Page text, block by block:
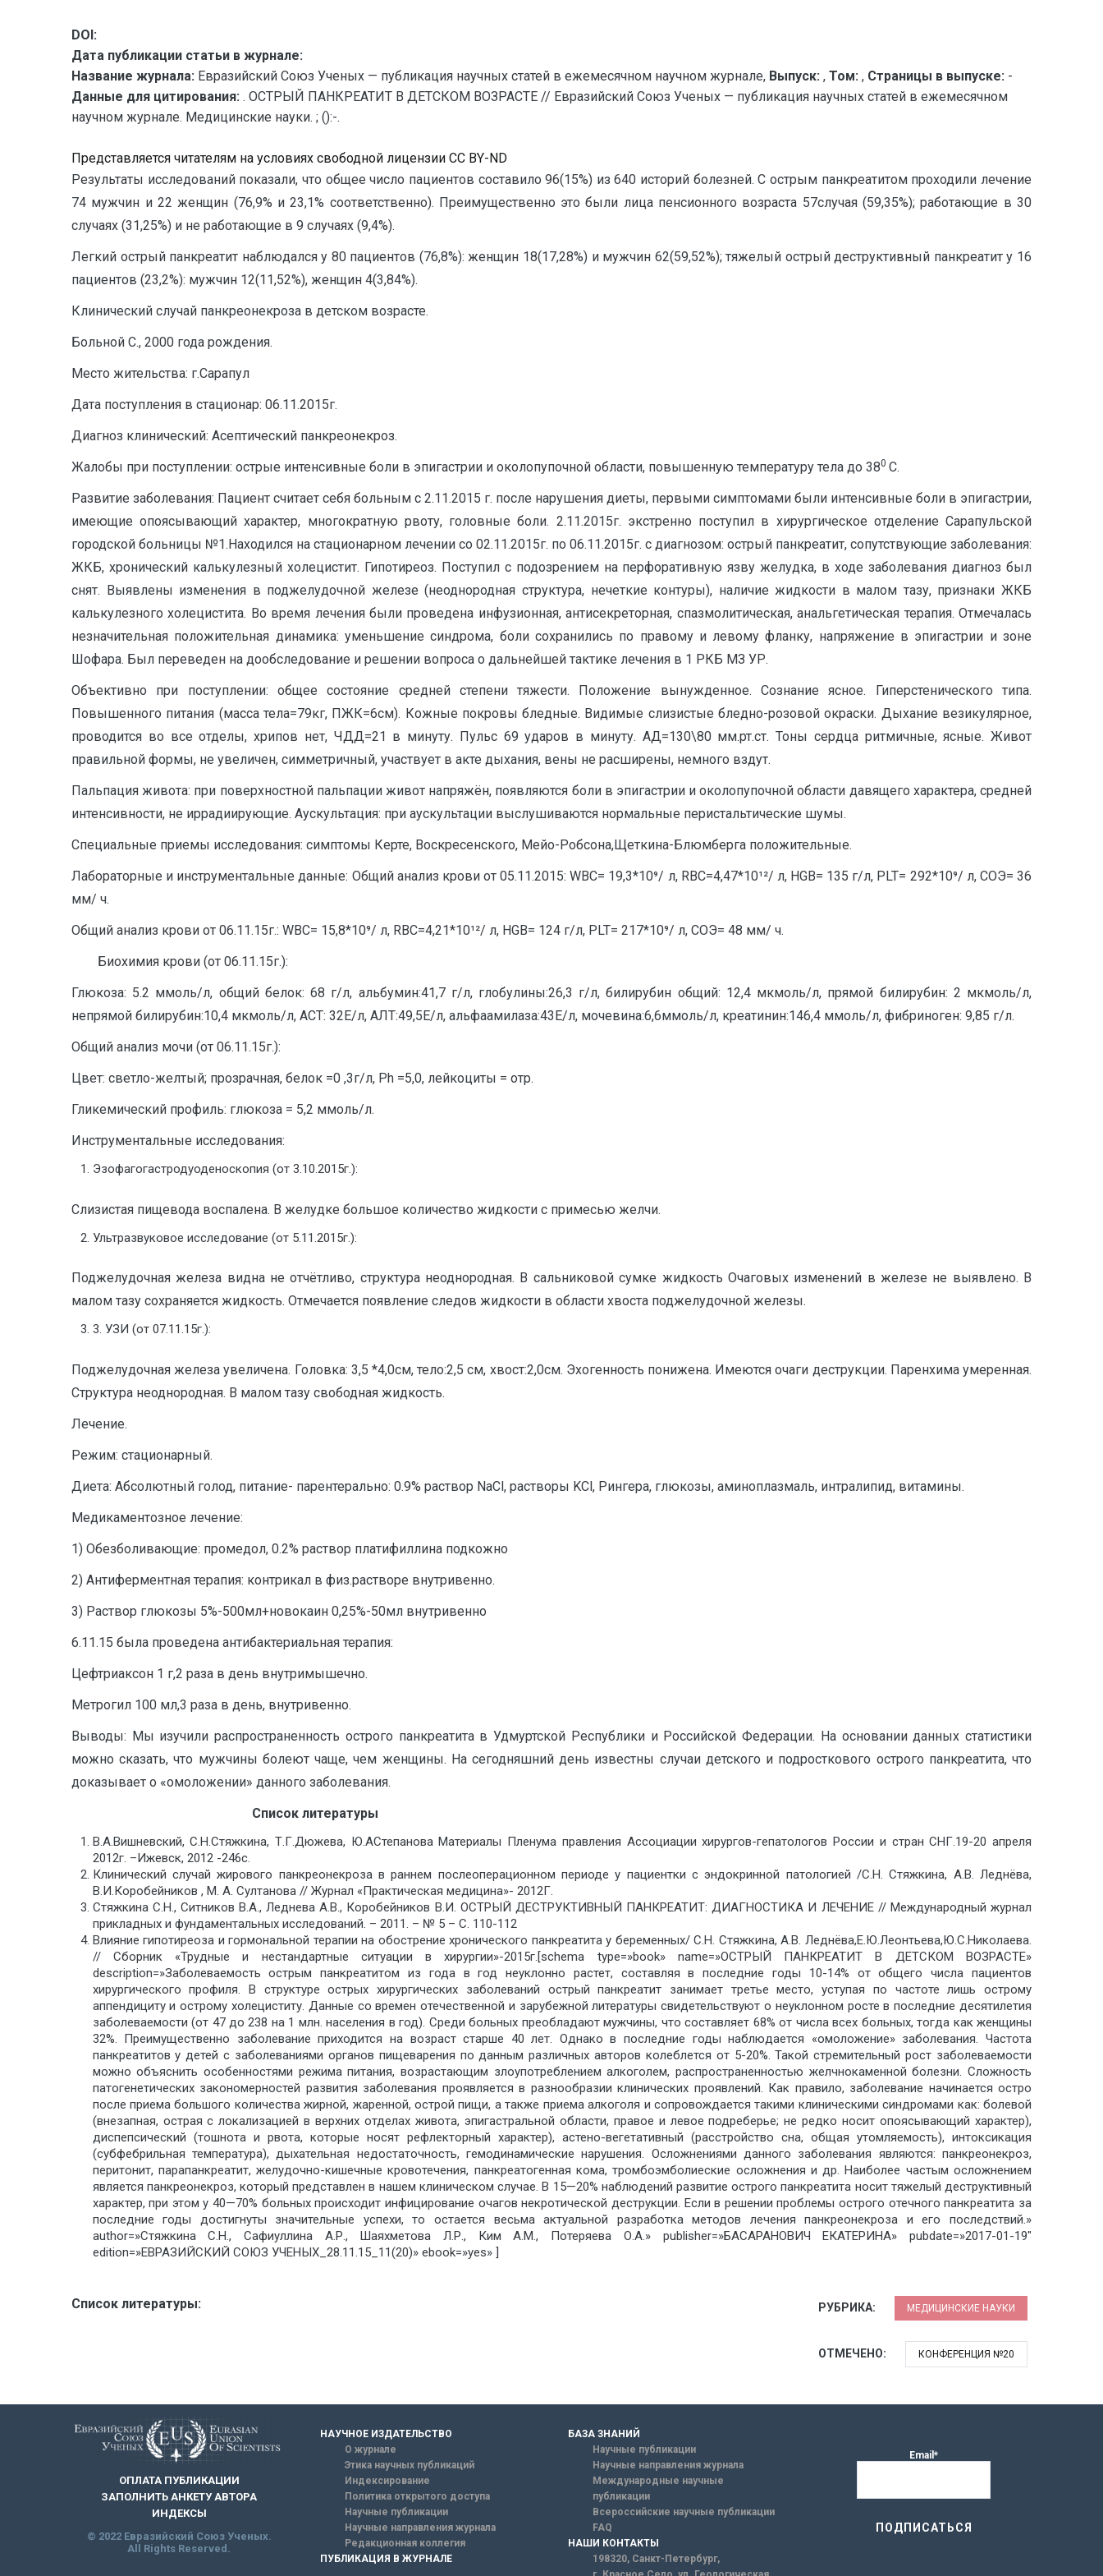
DOI:
Дата публикации статьи в журнале:
Название журнала: Евразийский Союз Ученых — публикация научных статей в ежемесячном научном журнале, Выпуск: , Том: , Страницы в выпуске: -
Данные для цитирования: . ОСТРЫЙ ПАНКРЕАТИТ В ДЕТСКОМ ВОЗРАСТЕ // Евразийский Союз Ученых — публикация научных статей в ежемесячном
научном журнале. Медицинские науки. ; ():-.
Представляется читателям на условиях свободной лицензии CC BY-ND
Результаты исследований показали, что общее число пациентов составило 96(15%) из 640 историй болезней. С острым панкреатитом проходили лечение
74 мужчин и 22 женщин (76,9% и 23,1% соответственно). Преимущественно это были лица пенсионного возраста 57случая (59,35%); работающие в 30
случаях (31,25%) и не работающие в 9 случаях (9,4%).
Легкий острый панкреатит наблюдался у 80 пациентов (76,8%): женщин 18(17,28%) и мужчин 62(59,52%); тяжелый острый деструктивный панкреатит у 16
пациентов (23,2%): мужчин 12(11,52%), женщин 4(3,84%).
Клинический случай панкреонекроза в детском возрасте.
Больной С., 2000 года рождения.
Место жительства: г.Сарапул
Дата поступления в стационар: 06.11.2015г.
Диагноз клинический: Асептический панкреонекроз.
Жалобы при поступлении: острые интенсивные боли в эпигастрии и околопупочной области, повышенную температуру тела до 380 С.
Развитие заболевания: Пациент считает себя больным с 2.11.2015 г. после нарушения диеты, первыми симптомами были интенсивные боли в эпигастрии,
имеющие опоясывающий характер, многократную рвоту, головные боли. 2.11.2015г. экстренно поступил в хирургическое отделение Сарапульской
городской больницы №1.Находился на стационарном лечении со 02.11.2015г. по 06.11.2015г. с диагнозом: острый панкреатит, сопутствующие заболевания:
ЖКБ, хронический калькулезный холецистит. Гипотиреоз. Поступил с подозрением на перфоративную язву желудка, в ходе заболевания диагноз был
снят. Выявлены изменения в поджелудочной железе (неоднородная структура, нечеткие контуры), наличие жидкости в малом тазу, признаки ЖКБ
калькулезного холецистита. Во время лечения были проведена инфузионная, антисекреторная, спазмолитическая, анальгетическая терапия. Отмечалась
незначительная положительная динамика: уменьшение синдрома, боли сохранились по правому и левому фланку, напряжение в эпигастрии и зоне
Шофара. Был переведен на дообследование и решении вопроса о дальнейшей тактике лечения в 1 РКБ МЗ УР.
Объективно при поступлении: общее состояние средней степени тяжести. Положение вынужденное. Сознание ясное. Гиперстенического типа.
Повышенного питания (масса тела=79кг, ПЖК=6см). Кожные покровы бледные. Видимые слизистые бледно-розовой окраски. Дыхание везикулярное,
проводится во все отделы, хрипов нет, ЧДД=21 в минуту. Пульс 69 ударов в минуту. АД=130\80 мм.рт.ст. Тоны сердца ритмичные, ясные. Живот
правильной формы, не увеличен, симметричный, участвует в акте дыхания, вены не расширены, немного вздут.
Пальпация живота: при поверхностной пальпации живот напряжён, появляются боли в эпигастрии и околопупочной области давящего характера, средней
интенсивности, не иррадиирующие. Аускультация: при аускультации выслушиваются нормальные перистальтические шумы.
Специальные приемы исследования: симптомы Керте, Воскресенского, Мейо-Робсона,Щеткина-Блюмберга положительные.
Лабораторные и инструментальные данные: Общий анализ крови от 05.11.2015: WBC= 19,3*10⁹/ л, RBC=4,47*10¹²/ л, HGB= 135 г/л, PLT= 292*10⁹/ л, СОЭ= 36
мм/ ч.
Общий анализ крови от 06.11.15г.: WBC= 15,8*10⁹/ л, RBC=4,21*10¹²/ л, HGB= 124 г/л, PLT= 217*10⁹/ л, СОЭ= 48 мм/ ч.
Биохимия крови (от 06.11.15г.):
Глюкоза: 5.2 ммоль/л, общий белок: 68 г/л, альбумин:41,7 г/л, глобулины:26,3 г/л, билирубин общий: 12,4 мкмоль/л, прямой билирубин: 2 мкмоль/л,
непрямой билирубин:10,4 мкмоль/л, АСТ: 32Е/л, АЛТ:49,5Е/л, альфаамилаза:43Е/л, мочевина:6,6ммоль/л, креатинин:146,4 ммоль/л, фибриноген: 9,85 г/л.
Общий анализ мочи (от 06.11.15г.):
Цвет: светло-желтый; прозрачная, белок =0 ,3г/л, Ph =5,0, лейкоциты = отр.
Гликемический профиль: глюкоза = 5,2 ммоль/л.
Инструментальные исследования:
Эзофагогастродуоденоскопия (от 3.10.2015г.):
Слизистая пищевода воспалена. В желудке большое количество жидкости с примесью желчи.
Ультразвуковое исследование (от 5.11.2015г.):
Поджелудочная железа видна не отчётливо, структура неоднородная. В сальниковой сумке жидкость Очаговых изменений в железе не выявлено. В
малом тазу сохраняется жидкость. Отмечается появление следов жидкости в области хвоста поджелудочной железы.
3. УЗИ (от 07.11.15г.):
Поджелудочная железа увеличена. Головка: 3,5 *4,0см, тело:2,5 см, хвост:2,0см. Эхогенность понижена. Имеются очаги деструкции. Паренхима умеренная.
Структура неоднородная. В малом тазу свободная жидкость.
Лечение.
Режим: стационарный.
Диета: Абсолютный голод, питание- парентерально: 0.9% раствор NaCl, растворы KCl, Рингера, глюкозы, аминоплазмаль, интралипид, витамины.
Медикаментозное лечение:
1) Обезболивающие: промедол, 0.2% раствор платифиллина подкожно
2) Антиферментная терапия: контрикал в физ.растворе внутривенно.
3) Раствор глюкозы 5%-500мл+новокаин 0,25%-50мл внутривенно
6.11.15 была проведена антибактериальная терапия:
Цефтриаксон 1 г,2 раза в день внутримышечно.
Метрогил 100 мл,3 раза в день, внутривенно.
Выводы: Мы изучили распространенность острого панкреатита в Удмуртской Республики и Российской Федерации. На основании данных статистики
можно сказать, что мужчины болеют чаще, чем женщины. На сегодняшний день известны случаи детского и подросткового острого панкреатита, что
доказывает о «омоложении» данного заболевания.
Список литературы
В.А.Вишневский, С.Н.Стяжкина, Т.Г.Дюжева, Ю.АСтепанова Материалы Пленума правления Ассоциации хирургов-гепатологов России и стран СНГ.19-20 апреля
2012г. –Ижевск, 2012 -246с.
Клинический случай жирового панкреонекроза в раннем послеоперационном периоде у пациентки с эндокринной патологией /С.Н. Стяжкина, А.В. Леднёва,
В.И.Коробейников , М. А. Султанова // Журнал «Практическая медицина»- 2012Г.
Стяжкина С.Н., Ситников В.А., Леднева А.В., Коробейников В.И. ОСТРЫЙ ДЕСТРУКТИВНЫЙ ПАНКРЕАТИТ: ДИАГНОСТИКА И ЛЕЧЕНИЕ // Международный журнал
прикладных и фундаментальных исследований. – 2011. – № 5 – С. 110-112
Влияние гипотиреоза и гормональной терапии на обострение хронического панкреатита у беременных/ С.Н. Стяжкина, А.В. Леднёва,Е.Ю.Леонтьева,Ю.С.Николаева.
// Сборник «Трудные и нестандартные ситуации в хирургии»-2015г.[schema type=»book» name=»ОСТРЫЙ ПАНКРЕАТИТ В ДЕТСКОМ ВОЗРАСТЕ»
description=»Заболеваемость острым панкреатитом из года в год неуклонно растет, составляя в последние годы 10-14% от общего числа пациентов
хирургического профиля. В структуре острых хирургических заболеваний острый панкреатит занимает третье место, уступая по частоте лишь острому
аппендициту и острому холециститу. Данные со времен отечественной и зарубежной литературы свидетельствуют о неуклонном росте в последние десятилетия
заболеваемости (от 47 до 238 на 1 млн. населения в год). Среди больных преобладают мужчины, что составляет 68% от числа всех больных, тогда как женщины
32%. Преимущественно заболевание приходится на возраст старше 40 лет. Однако в последние годы наблюдается «омоложение» заболевания. Частота
панкреатитов у детей с заболеваниями органов пищеварения по данным различных авторов колеблется от 5-20%. Такой стремительный рост заболеваемости
можно объяснить особенностями режима питания, возрастающим злоупотреблением алкоголем, распространенностью желчнокаменной болезни. Сложность
патогенетических закономерностей развития заболевания проявляется в разнообразии клинических проявлений. Как правило, заболевание начинается остро
после приема большого количества жирной, жаренной, острой пищи, а также приема алкоголя и сопровождается такими клиническими синдромами как: болевой
(внезапная, острая с локализацией в верхних отделах живота, эпигастральной области, правое и левое подреберье; не редко носит опоясывающий характер),
диспепсический (тошнота и рвота, которые носят рефлекторный характер), астено-вегетативный (расстройство сна, общая утомляемость), интоксикация
(субфебрильная температура), дыхательная недостаточность, гемодинамические нарушения. Осложнениями данного заболевания являются: панкреонекроз,
перитонит, парапанкреатит, желудочно-кишечные кровотечения, панкреатогенная кома, тромбоэмболиеские осложнения и др. Наиболее частым осложнением
является панкреонекроз, который представлен в нашем клиническом случае. В 15—20% наблюдений развитие острого панкреатита носит тяжелый деструктивный
характер, при этом у 40—70% больных происходит инфицирование очагов некротической деструкции. Если в решении проблемы острого отечного панкреатита за
последние годы достигнуты значительные успехи, то остается весьма актуальной разработка методов лечения панкреонекроза и его последствий.»
author=»Стяжкина С.Н., Сафиуллина А.Р., Шаяхметова Л.Р., Ким А.М., Потеряева О.А.» publisher=»БАСАРАНОВИЧ ЕКАТЕРИНА» pubdate=»2017-01-19″
edition=»ЕВРАЗИЙСКИЙ СОЮЗ УЧЕНЫХ_28.11.15_11(20)» ebook=»yes» ]
Список литературы: РУБРИКА: МЕДИЦИНСКИЕ НАУКИ
ОТМЕЧЕНО: КОНФЕРЕНЦИЯ №20
ОПЛАТА ПУБЛИКАЦИИ
ЗАПОЛНИТЬ АНКЕТУ АВТОРА
ИНДЕКСЫ
© 2022 Евразийский Союз Ученых.
All Rights Reserved.
НАУЧНОЕ ИЗДАТЕЛЬСТВО
О журнале
Этика научных публикаций
Индексирование
Политика открытого доступа
Научные публикации
Научные направления журнала
Редакционная коллегия
ПУБЛИКАЦИЯ В ЖУРНАЛЕ
БАЗА ЗНАНИЙ
Научные публикации
Научные направления журнала
Международные научные
публикации
Всероссийские научные публикации
FAQ
НАШИ КОНТАКТЫ
198320, Санкт-Петербург,
Email*